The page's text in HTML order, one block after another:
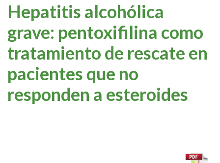
Hepatitis alcohólica
grave: pentoxifilina como
tratamiento de rescate en
pacientes que no
responden a esteroides